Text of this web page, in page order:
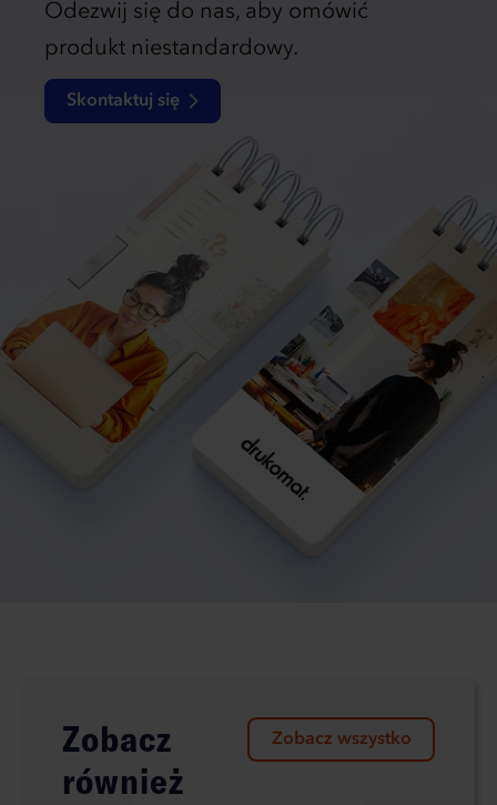
Odezwij się do nas, aby omówić
produkt niestandardowy.
Skontaktuj się
Zobacz
również
Zobacz wszystko